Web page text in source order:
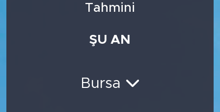
Tahmini
ŞU AN
Bursa
BİLİM-TEKNOLOJİ
Tüm Manşetler
Son Dakika Haberleri